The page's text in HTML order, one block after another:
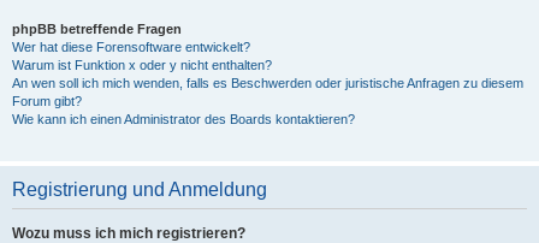
phpBB betreffende Fragen
Wer hat diese Forensoftware entwickelt?
Warum ist Funktion x oder y nicht enthalten?
An wen soll ich mich wenden, falls es Beschwerden oder juristische Anfragen zu diesem
Forum gibt?
Wie kann ich einen Administrator des Boards kontaktieren?
Registrierung und Anmeldung
Wozu muss ich mich registrieren?